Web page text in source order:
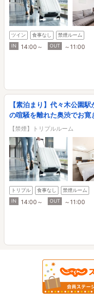
ツイン 食事なし
禁煙ルーム
IN
14:00～ OUT ～11:00
【素泊まり】代々木公園
の喧騒を離れた奥渋でお寛
【禁煙】トリプルルーム
トリプル 食事なし
禁煙ルーム
IN
14:00～ OUT ～11:00